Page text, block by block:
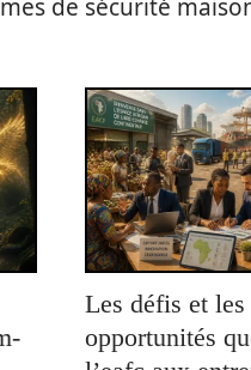
de sécurité
Les défis et les
opportunités